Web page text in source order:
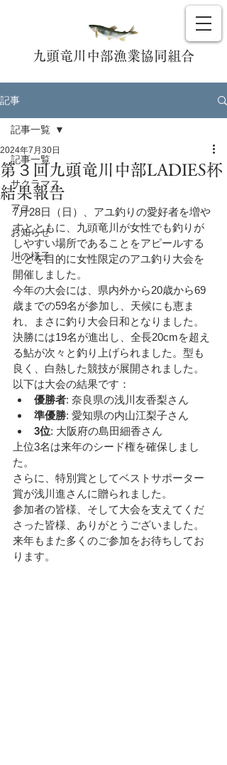
九頭竜川中部漁業協同組合
記事
記事一覧
サクラマス
アユ
お知らせ
川の様子
記事一覧
第３回九頭竜川中部LADIES杯
結果報告
2024年7月30日
7月28日（日）、アユ釣りの愛好者を増や
すとともに、九頭竜川が女性でも釣りが
しやすい場所であることをアピールする
ことを目的に女性限定のアユ釣り大会を
開催しました。
今年の大会には、県内外から20歳から69
歳までの59名が参加し、 天候にも恵ま
れ、まさに釣り大会日和となりました。
決勝には19名が進出し、全長20cmを超え
る鮎が次々と釣り上げられました。型も
良く、白熱した競技が展開されました。
以下は大会の結果です：
優勝者: 奈良県の浅川友香梨さん
準優勝: 愛知県の内山江梨子さん
3位: 大阪府の島田細香さん
上位3名は来年のシード権を確保しまし
た。
さらに、特別賞としてベストサポーター
賞が浅川進さんに贈られました。
参加者の皆様、そして大会を支えてくだ
さった皆様、ありがとうございました。
来年もまた多くのご参加をお待ちしてお
ります。